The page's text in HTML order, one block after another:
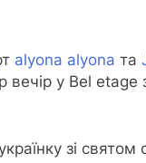
alyona alyona та
вечір у Bel etage
зі святом